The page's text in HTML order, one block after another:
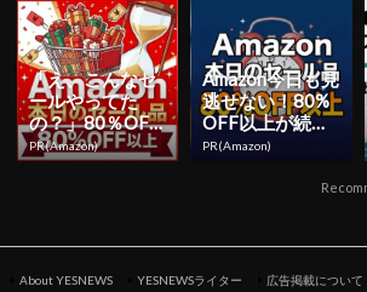
「え、こんなセ
ールやってた
の？」80％OFF
以上が続々登
場！Amazonの本
PR(Amazon)
Amazon今日も見
逃せない！80%
OFF以上が続々
登場
PR(Amazon)
About YESNEWS YESNEWSライター 広告掲載について